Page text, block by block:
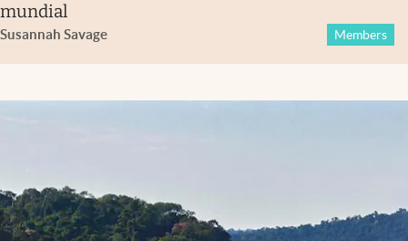
mundial
Susannah Savage Members